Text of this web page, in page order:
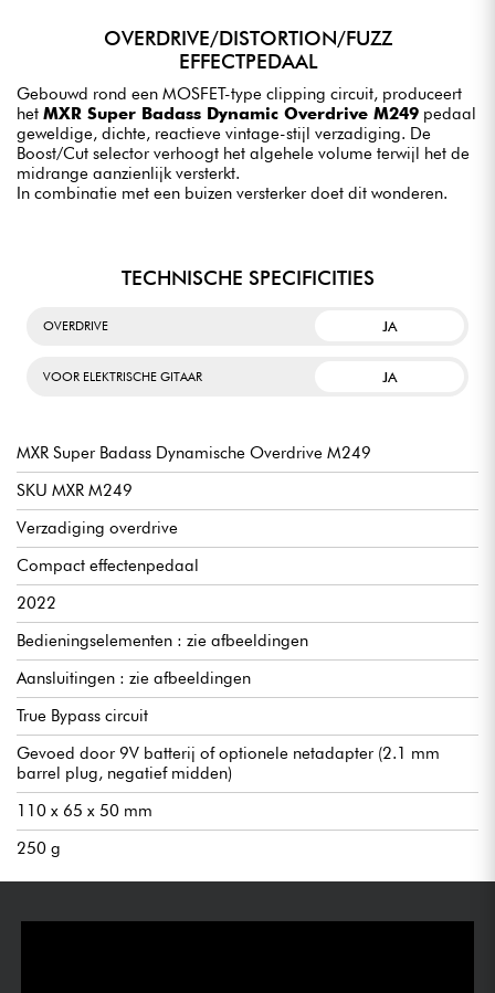
OVERDRIVE/DISTORTION/FUZZ
EFFECTPEDAAL
Gebouwd rond een MOSFET-type clipping circuit, produceert
het MXR Super Badass Dynamic Overdrive M249 pedaal
geweldige, dichte, reactieve vintage-stijl verzadiging. De
Boost/Cut selector verhoogt het algehele volume terwijl het de
midrange aanzienlijk versterkt.
In combinatie met een buizen versterker doet dit wonderen.
TECHNISCHE SPECIFICITIES
OVERDRIVE JA
VOOR ELEKTRISCHE GITAAR JA
MXR Super Badass Dynamische Overdrive M249
SKU MXR M249
Verzadiging overdrive
Compact effectenpedaal
2022
Bedieningselementen : zie afbeeldingen
Aansluitingen : zie afbeeldingen
True Bypass circuit
Gevoed door 9V batterij of optionele netadapter (2.1 mm
barrel plug, negatief midden)
110 x 65 x 50 mm
250 g